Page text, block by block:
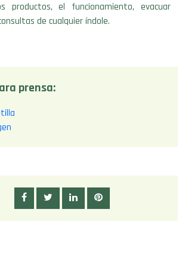
productos, el funcionamiento, evacuar
de cualquier índole.
prensa: